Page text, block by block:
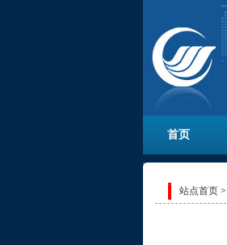
首页
站点首页 >